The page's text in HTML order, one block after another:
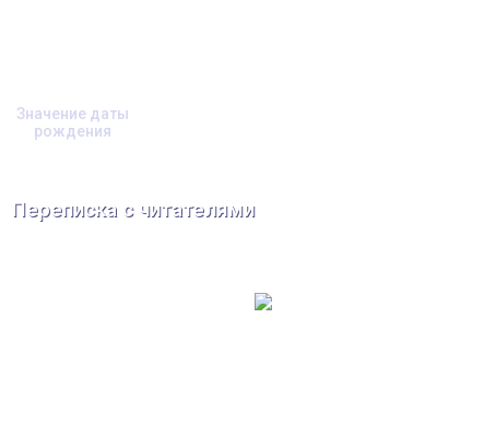
Значение даты
рождения
Переписка с читателями